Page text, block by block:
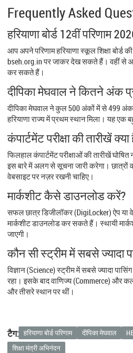
Frequently Asked
हरियाणा बोर्ड 12वीं परिणाम
आप अपने परिणाम हरियाणा स्कूल शिक्षा बोर्ड
bseh.org.in पर जाकर देख सकते हैं। वहीं से
कर सकते हैं।
दीपिका मेघवाल ने कितने अंक
दीपिका मेघवाल ने कुल 500 अंकों में से 499 अंक
हरियाणा राज्य में प्रथम स्थान मिला। यह एक
कंपार्टमेंट परीक्षा की तारीखें
फिलहाल कंपार्टमेंट परीक्षाओं की तारीखें घोषित
इस बारे में अलग से सूचना जारी करेगा। छात्रों
वेबसाइट पर नज़र रखनी चाहिए।
मार्कशीट कैसे डाउनलोड करें?
सफल छात्र डिजीलॉकर (DigiLocker) ऐप या
मार्कशीट डाउनलोड कर सकते हैं। स्थायी
जाएगी।
कौन सी स्ट्रीम में सबसे ज्यादा
विज्ञान (Science) स्ट्रीम में सबसे ज्यादा
रहा। इसके बाद वाणिज्य (Commerce) और
और तीसरे स्थान पर थीं।
टैग: हरियाणा बोर्ड परिणाम दीपिका मेघवाल
शिक्षा मंत्री अभिनंदन